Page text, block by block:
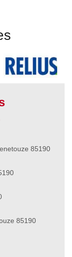
85190
85190